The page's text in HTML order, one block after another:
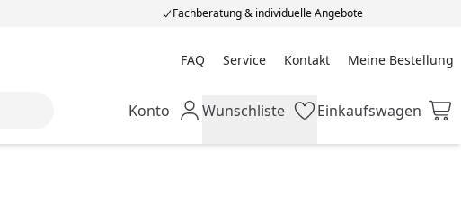
Fachberatung & individuelle Angebote
FAQ Service Kontakt Meine Bestellung
Meine Bestellung
Mein Konto
Konto Wunschliste
Wunschliste Einkaufswagen
Einkaufswagen